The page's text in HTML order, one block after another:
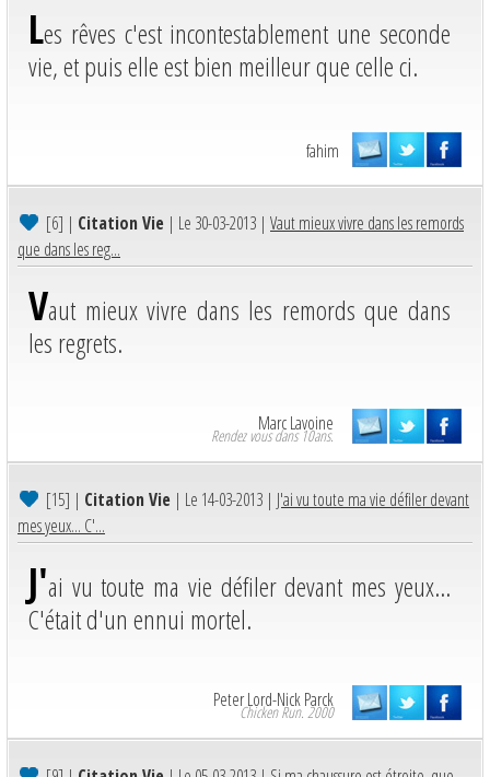
Les rêves c'est incontestablement une seconde
vie, et puis elle est bien meilleur que celle ci.
fahim
[6] | Citation Vie | Le 30-03-2013 | Vaut mieux vivre dans les remords
que dans les reg...
Vaut mieux vivre dans les remords que dans
les regrets.
Marc Lavoine
Rendez vous dans 10ans.
[15] | Citation Vie | Le 14-03-2013 | J'ai vu toute ma vie défiler devant
mes yeux... C'...
J'ai vu toute ma vie défiler devant mes yeux...
C'était d'un ennui mortel.
Peter Lord-Nick Parck
Chicken Run. 2000